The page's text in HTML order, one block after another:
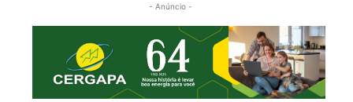
- Anúncio -